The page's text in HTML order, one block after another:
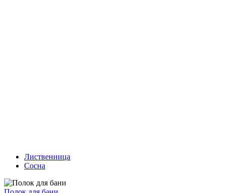
Лиственница
Сосна